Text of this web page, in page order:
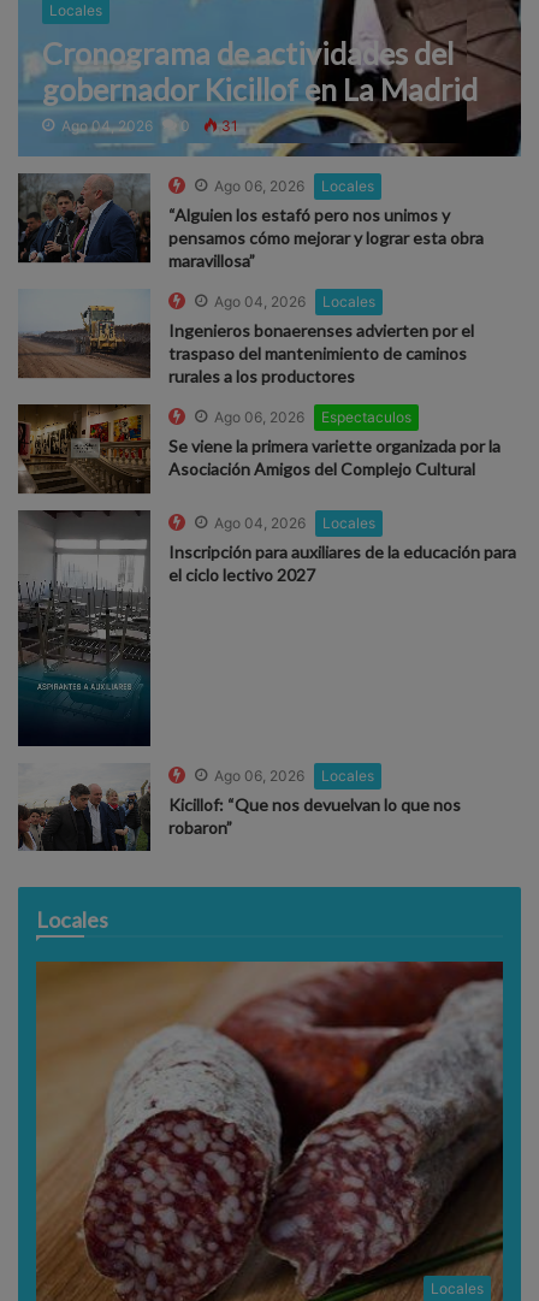
Locales
Cronograma de actividades del
gobernador Kicillof en La Madrid
Ago 04, 2026 0 31
Ago 06, 2026 Locales
“Alguien los estafó pero nos unimos y
pensamos cómo mejorar y lograr esta obra
maravillosa”
Ago 04, 2026 Locales
Ingenieros bonaerenses advierten por el
traspaso del mantenimiento de caminos
rurales a los productores
Ago 06, 2026 Espectaculos
Se viene la primera variette organizada por la
Asociación Amigos del Complejo Cultural
Ago 04, 2026 Locales
Inscripción para auxiliares de la educación para
el ciclo lectivo 2027
Ago 06, 2026 Locales
Kicillof: “Que nos devuelvan lo que nos
robaron”
Locales
Locales